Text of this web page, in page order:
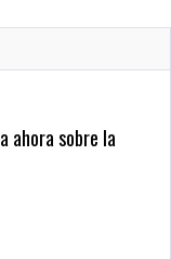
ahora sobre la